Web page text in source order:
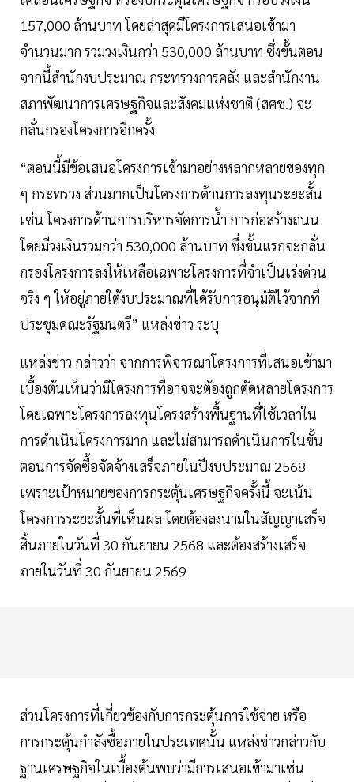
157,000 ล้านบาท โดยล่าสุดมีโครงการเสนอเข้ามา
จำนวนมาก รวมวงเงินกว่า 530,000 ล้านบาท ซึ่งขั้นตอน
จากนี้สำนักงบประมาณ กระทรวงการคลัง และสำนักงาน
สภาพัฒนาการเศรษฐกิจและสังคมแห่งชาติ (สศช.) จะ
กลั่นกรองโครงการอีกครั้ง
“ตอนนี้มีข้อเสนอโครงการเข้ามาอย่างหลากหลายของทุก
ๆ กระทรวง ส่วนมากเป็นโครงการด้านการลงทุนระยะสั้น
เช่น โครงการด้านการบริหารจัดการน้ำ การก่อสร้างถนน
โดยมีวงเงินรวมกว่า 530,000 ล้านบาท ซึ่งขั้นแรกจะกลั่น
กรองโครงการลงให้เหลือเฉพาะโครงการที่จำเป็นเร่งด่วน
จริง ๆ ให้อยู่ภายใต้งบประมาณที่ได้รับการอนุมัติไว้จากที่
ประชุมคณะรัฐมนตรี” แหล่งข่าว ระบุ
แหล่งข่าว กล่าวว่า จากการพิจารณาโครงการที่เสนอเข้ามา
เบื้องต้นเห็นว่ามีโครงการที่อาจจะต้องถูกตัดหลายโครงการ
โดยเฉพาะโครงการลงทุนโครงสร้างพื้นฐานที่ใช้เวลาใน
การดำเนินโครงการมาก และไม่สามารถดำเนินการในขั้น
ตอนการจัดซื้อจัดจ้างเสร็จภายในปีงบประมาณ 2568
เพราะเป้าหมายของการกระตุ้นเศรษฐกิจครั้งนี้ จะเน้น
โครงการระยะสั้นที่เห็นผล โดยต้องลงนามในสัญญาเสร็จ
สิ้นภายในวันที่ 30 กันยายน 2568 และต้องสร้างเสร็จ
ภายในวันที่ 30 กันยายน 2569
ส่วนโครงการที่เกี่ยวข้องกับการกระตุ้นการใช้จ่าย หรือ
การกระตุ้นกำลังซื้อภายในประเทศนั้น แหล่งข่าวกล่าวกับ
ฐานเศรษฐกิจในเบื้องต้นพบว่ามีการเสนอเข้ามาเช่น